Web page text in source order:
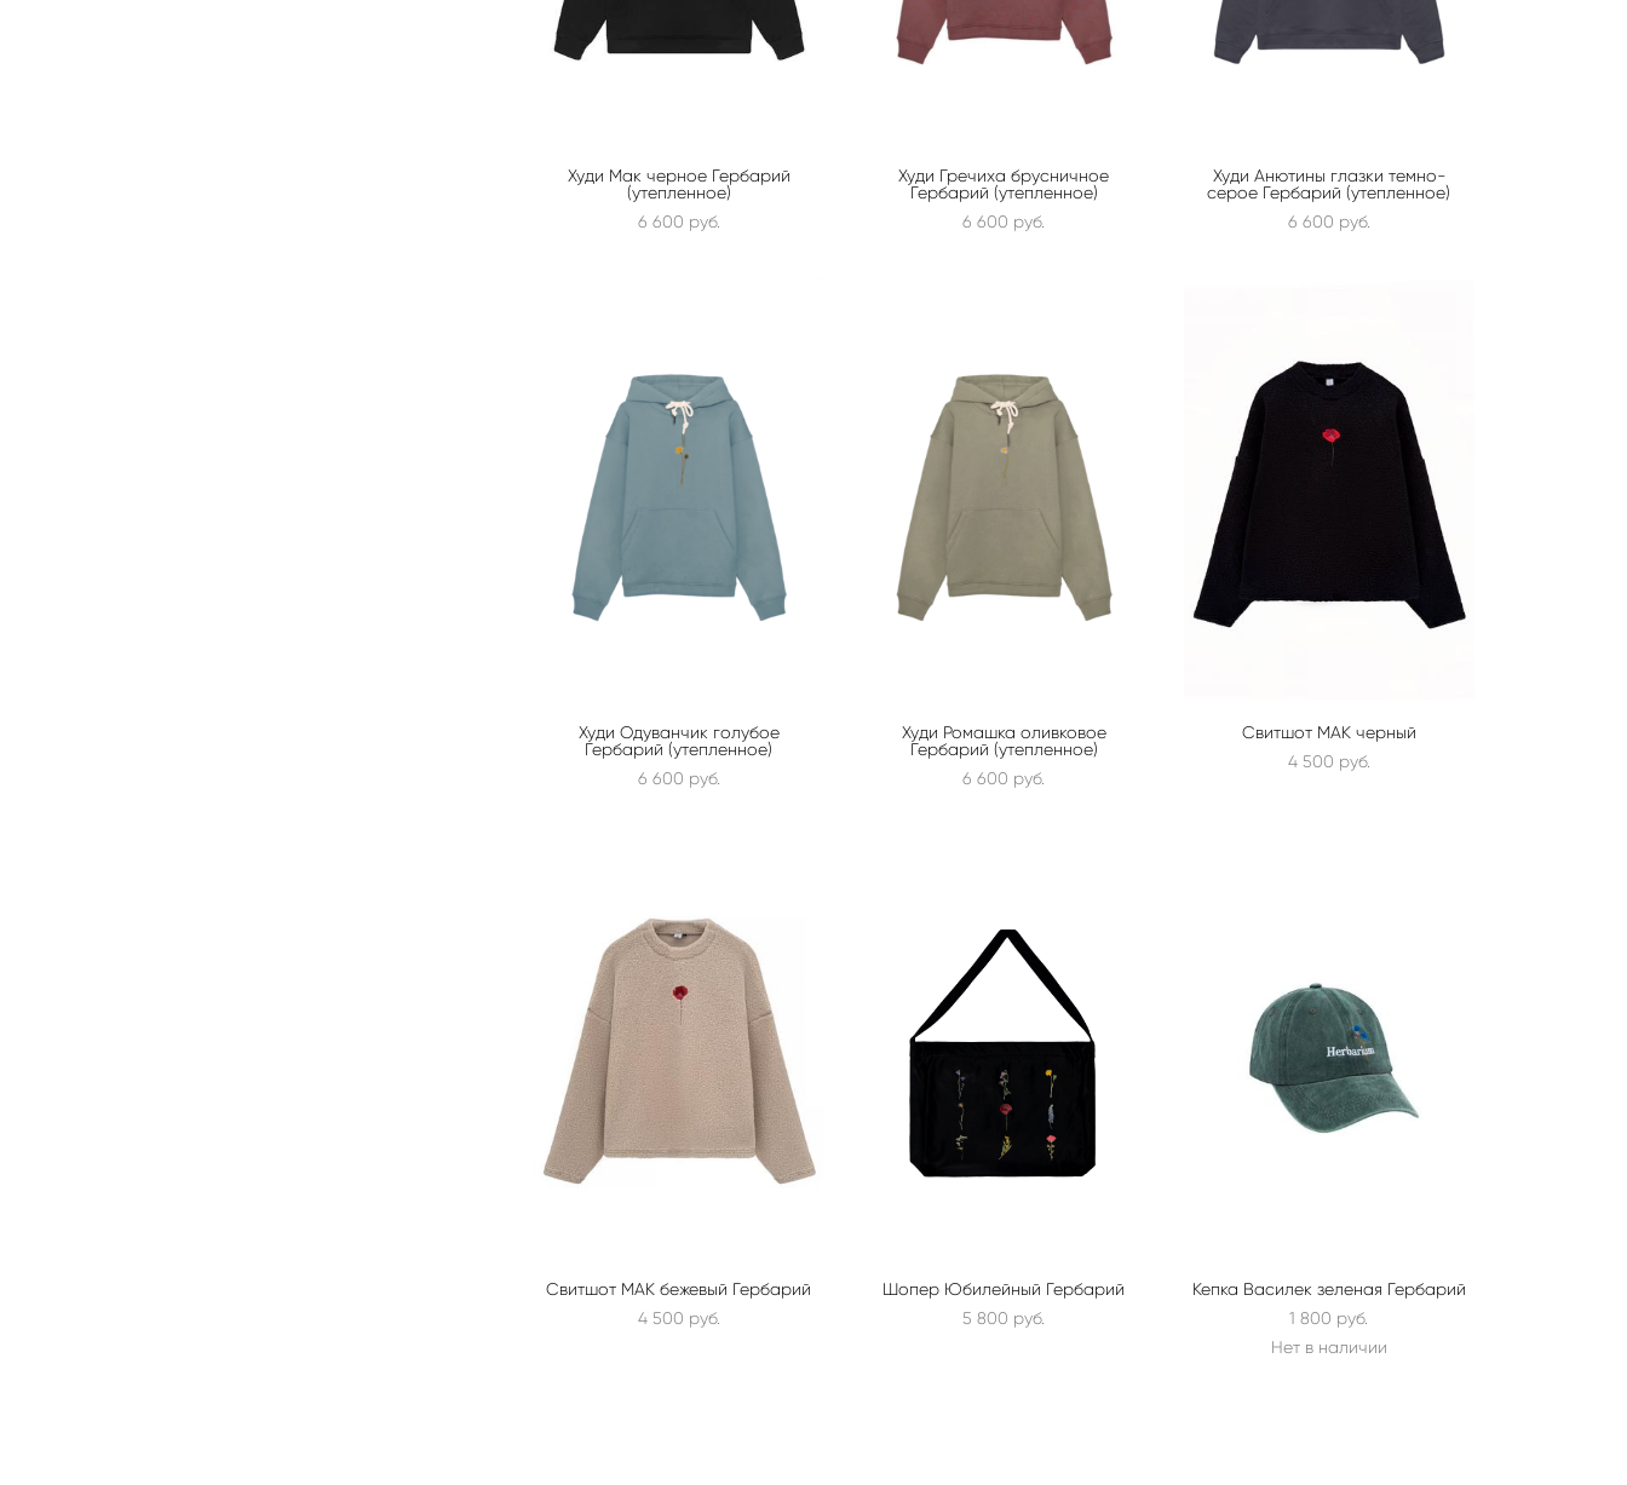
Худи Мак черное Гербарий
(утепленное)
6 600 pуб.
Худи Гречиха брусничное
Гербарий (утепленное)
6 600 pуб.
Худи Анютины глазки темно-
серое Гербарий (утепленное)
6 600 pуб.
Худи Одуванчик голубое
Гербарий (утепленное)
6 600 pуб.
Худи Ромашка оливковое
Гербарий (утепленное)
6 600 pуб.
Свитшот МАК черный
4 500 pуб.
Свитшот МАК бежевый Гербарий
4 500 pуб.
Шопер Юбилейный Гербарий
5 800 pуб.
Кепка Василек зеленая Гербарий
1 800 pуб.
Нет в наличии